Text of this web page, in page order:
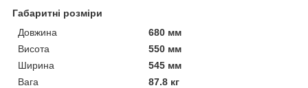
Габаритні розміри
Довжина
680 мм
Висота
550 мм
Ширина
545 мм
Вага
87.8 кг